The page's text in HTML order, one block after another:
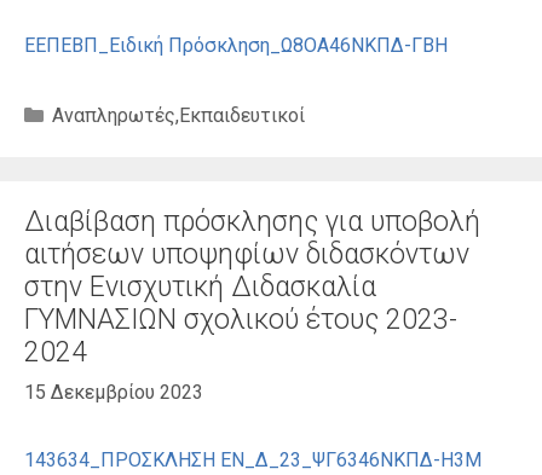
ΕΕΠΕΒΠ_Ειδική Πρόσκληση_Ω8ΟΑ46ΝΚΠΔ-ΓΒΗ
Κατηγορίες
Αναπληρωτές,Εκπαιδευτικοί
Διαβίβαση πρόσκλησης για υποβολή
αιτήσεων υποψηφίων διδασκόντων
στην Ενισχυτική Διδασκαλία
ΓΥΜΝΑΣΙΩΝ σχολικού έτους 2023-
2024
15 Δεκεμβρίου 2023
143634_ΠΡΟΣΚΛΗΣΗ ΕΝ_Δ_23_ΨΓ6346ΝΚΠΔ-Η3Μ